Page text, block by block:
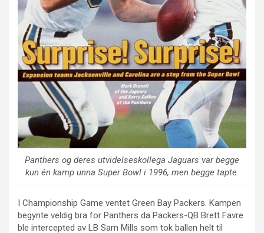
Panthers og deres utvidelseskollega Jaguars var begge
kun én kamp unna Super Bowl i 1996, men begge tapte.
I Championship Game ventet Green Bay Packers. Kampen
begynte veldig bra for Panthers da Packers-QB Brett Favre
ble intercepted av LB Sam Mills som tok ballen helt til